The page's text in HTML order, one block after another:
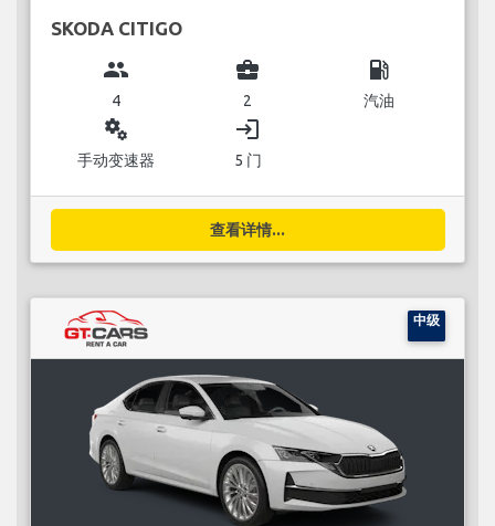
SKODA CITIGO
group
4
business_center
2
local_gas_station
汽油
miscellaneous_services
手动变速器
login
5 门
查看详情...
中级